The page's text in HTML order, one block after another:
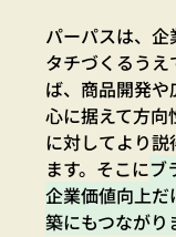
パーパスは、
タチづくるう
ば、商品開発
心に据えて方
に対してより
ます。そこにブ
企業価値向上
築にもつながり